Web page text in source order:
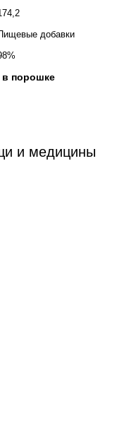
добавки
в порошке
и медицины